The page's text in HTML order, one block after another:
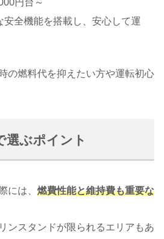
安全機能を搭載し、安心して運
の燃料代を抑えたい方や運転初心
選ぶポイント
には、 燃費性能と維持費も重要な
ンスタンドが限られるエリアもあ